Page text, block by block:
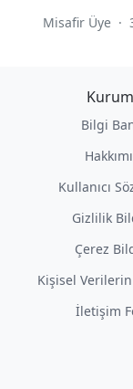
Misafir Üye ·
Bilgi
Kullanıcı
Gizlilik
Çerez
Kişisel
İletişim